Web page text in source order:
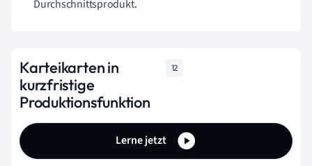
Durchschnittsprodukt.
Karteikarten in
kurzfristige
Produktionsfunktion
12
Lerne jetzt